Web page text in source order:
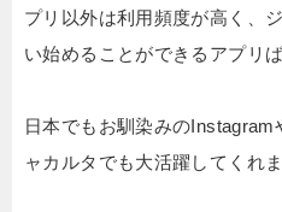
プリ以外は利用頻度が高く、
い始めることができるアプリば
日本でもお馴染みの
ャカルタでも大活躍してくれま